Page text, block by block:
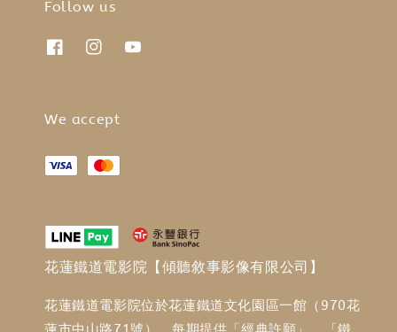
Follow us
We accept
花蓮鐵道電影院【傾聽敘事影像有限公司】
花蓮鐵道電影院位於花蓮鐵道文化園區一館（970花